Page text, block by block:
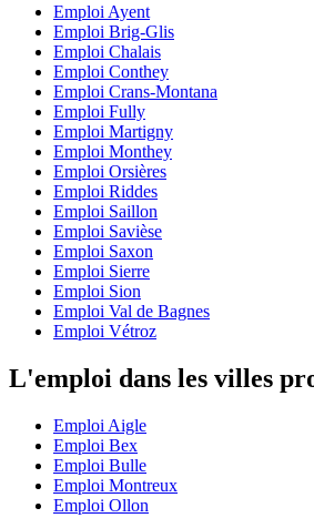
Emploi Ayent
Emploi Brig-Glis
Emploi Chalais
Emploi Conthey
Emploi Crans-Montana
Emploi Fully
Emploi Martigny
Emploi Monthey
Emploi Orsières
Emploi Riddes
Emploi Saillon
Emploi Savièse
Emploi Saxon
Emploi Sierre
Emploi Sion
Emploi Val de Bagnes
Emploi Vétroz
L'emploi dans les villes
Emploi Aigle
Emploi Bex
Emploi Bulle
Emploi Montreux
Emploi Ollon